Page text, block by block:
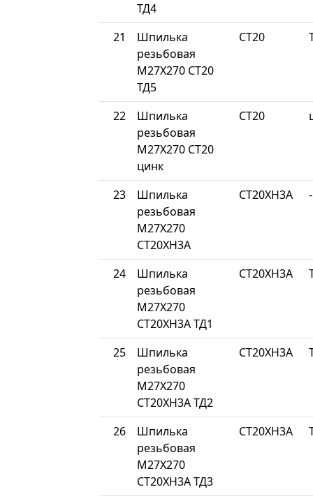
ТД4
21
Шпилька
резьбовая
М27Х270 СТ20
ТД5
СТ20
22
Шпилька
резьбовая
М27Х270 СТ20
цинк
СТ20
23
Шпилька
резьбовая
М27Х270
СТ20ХН3А
СТ20ХН3А -
24
Шпилька
резьбовая
М27Х270
СТ20ХН3А ТД1
СТ20ХН3А
25
Шпилька
резьбовая
М27Х270
СТ20ХН3А ТД2
СТ20ХН3А
26
Шпилька
резьбовая
М27Х270
СТ20ХН3А ТД3
СТ20ХН3А